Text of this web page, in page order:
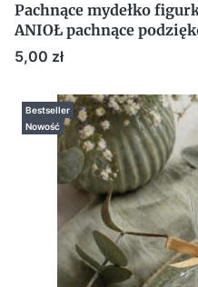
Pachnące mydełko
ANIOŁ pachnące
Cena
5,00 zł
Bestseller
Nowość